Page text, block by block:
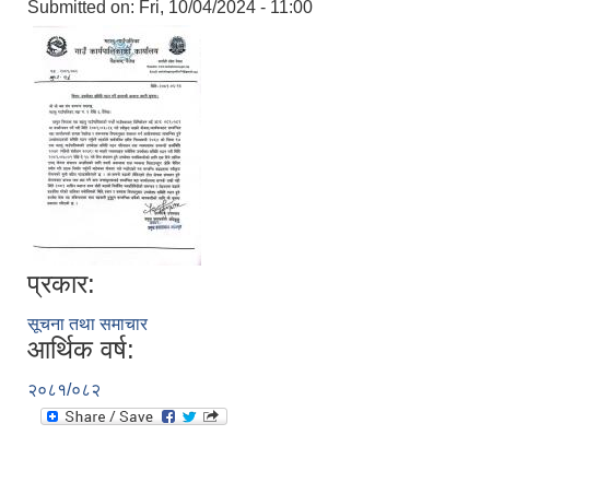
Submitted on: Fri, 10/04/2024 - 11:00
प्रकार:
सूचना तथा समाचार
आर्थिक वर्ष:
२०८१/०८२